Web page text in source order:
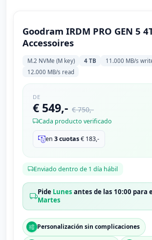
Goodram IRDM PRO GEN 5
Accessoires
M.2 NVMe (M key) 4 TB
11.000 MB/s
12.000 MB/s read
DE
€ 549,- € 750,-
Cada producto verificado
en3 cuotas€ 183,-
Enviado dentro de 1 día hábil
Pide Lunes antes de las 10:00 para
Martes
Personalización sin complicaciones